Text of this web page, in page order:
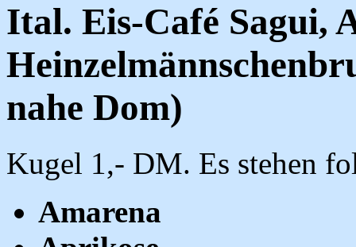
Ital. Eis-Café Sagui,
nahe Dom)
Kugel 1,- DM. Es stehen
Amarena